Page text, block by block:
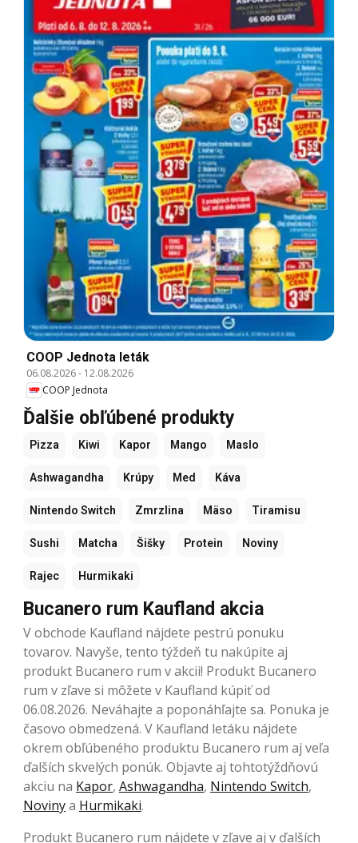
COOP Jednota leták
06.08.2026- 12.08.2026
COOP Jednota
Ďalšie obľúbené produkty
Pizza Kiwi Kapor Mango Maslo
Ashwagandha Krúpy Med Káva
Nintendo Switch Zmrzlina Mäso Tiramisu
Sushi Matcha Šišky Protein Noviny
Rajec Hurmikaki
Bucanero rum Kaufland akcia
V obchode Kaufland nájdete pestrú ponuku
tovarov. Navyše, tento týždeň tu nakúpite aj
produkt Bucanero rum v akcii! Produkt Bucanero
rum v zľave si môžete v Kaufland kúpiť od
06.08.2026. Neváhajte a poponáhľajte sa. Ponuka je
časovo obmedzená. V Kaufland letáku nájdete
okrem obľúbeného produktu Bucanero rum aj veľa
ďalších skvelých ponúk. Objavte aj tohtotýždňovú
akciu na Kapor, Ashwagandha, Nintendo Switch,
Novinya Hurmikaki.
Produkt Bucanero rum nájdete v zľave aj v ďalších